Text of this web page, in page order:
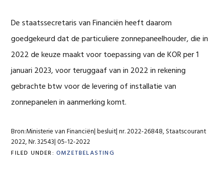
De staatssecretaris van Financiën heeft daarom
goedgekeurd dat de particuliere zonnepaneelhouder, die in
2022 de keuze maakt voor toepassing van de KOR per 1
januari 2023, voor teruggaaf van in 2022 in rekening
gebrachte btw voor de levering of installatie van
zonnepanelen in aanmerking komt.
Bron:Ministerie van Financiën| besluit| nr. 2022-26848, Staatscourant
2022, Nr. 32543| 05-12-2022
FILED UNDER: OMZETBELASTING